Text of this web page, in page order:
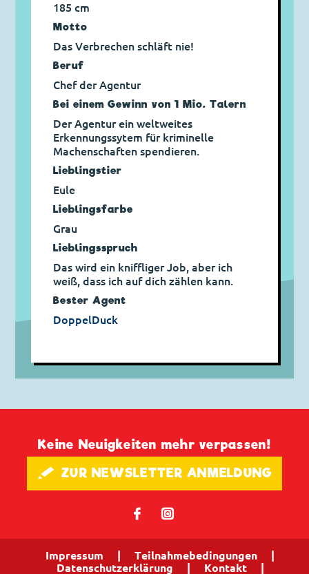
185 cm
Motto
Das Verbrechen schläft nie!
Beruf
Chef der Agentur
Bei einem Gewinn von 1 Mio. Talern
Der Agentur ein weltweites
Erkennungssytem für kriminelle
Machenschaften spendieren.
Lieblingstier
Eule
Lieblingsfarbe
Grau
Lieblings­spruch
Das wird ein kniffliger Job, aber ich
weiß, dass ich auf dich zählen kann.
Bester Agent
DoppelDuck
Keine Neuigkeiten mehr verpassen!
🖋 ZUR NEWSLETTER ANMELDUNG
𝖿 📷
Impressum Teilnahmebedingungen
Datenschutzerklärung
Kontakt